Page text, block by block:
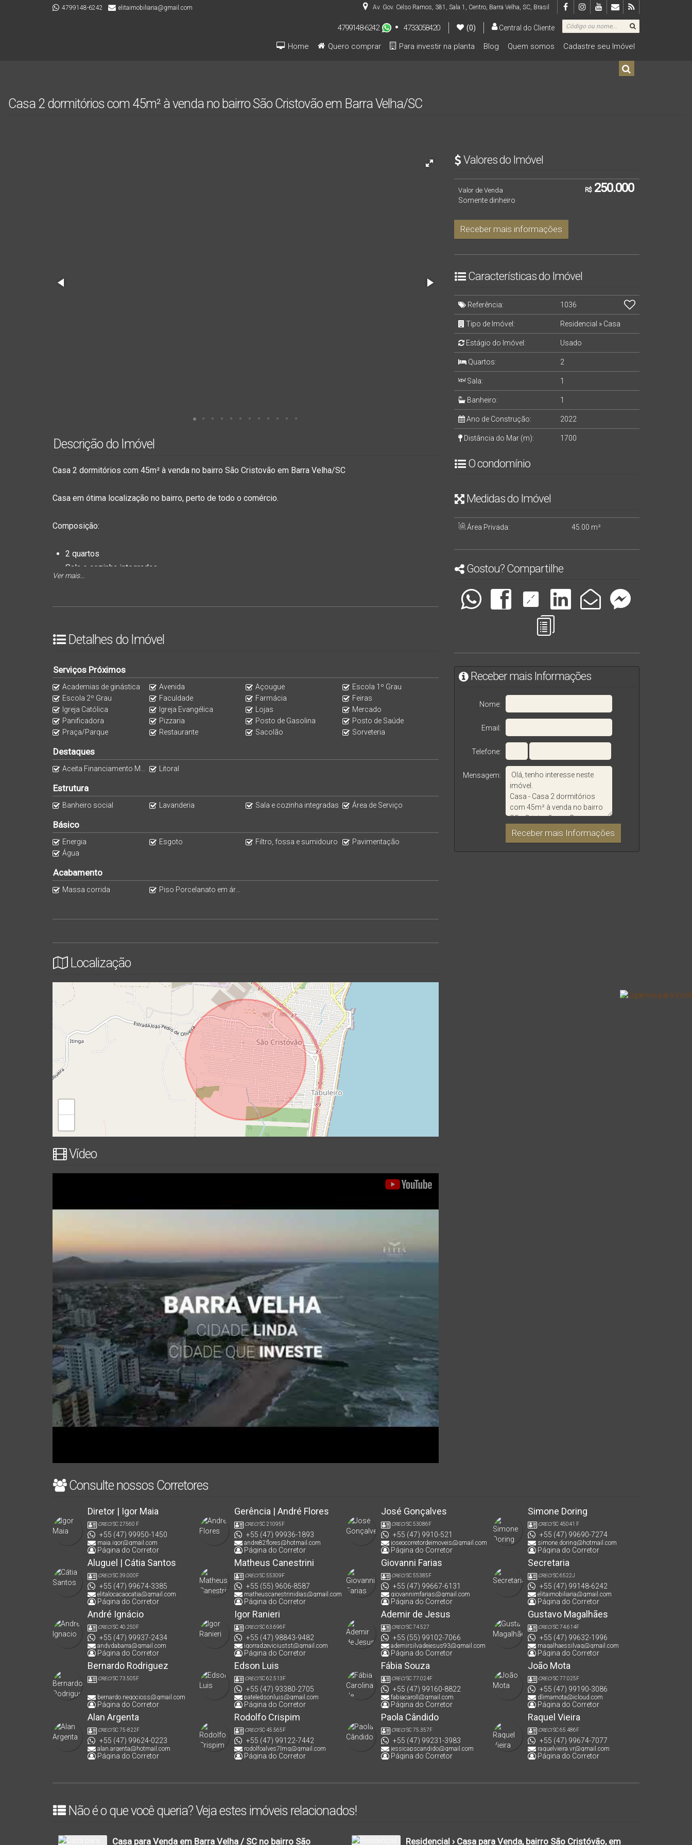
Av. Gov. Celso Ramos, 381 , Sala 1 , Centro, Barra Velha, SC, Brasil
4799148-6242 elitaimobiliaria@gmail.com
Central do Cliente
(0)
4799148-6242
4733058420
Cadastre seu Imóvel
Quem somos
Blog
Para investir na planta
Quero comprar
Home
Casa 2 dormitórios com 45m² à venda no bairro São Cristovão em Barra Velha/SC
Descrição do Imóvel
Casa 2 dormitórios com 45m² à venda no bairro São Cristovão em Barra Velha/SC
Casa em ótima localização no bairro, perto de todo o comércio.
Composição:
2 quartos
Sala e cozinha integradas
1 banheiro social
Espaço na frente
OBS: MÓVEIS NÃO FICAM.
Acabamentos:
Piso porcelanato
Massa corrida
Rua asfaltada
Proximidades:
Mercado
Padaria
Açougue
Negociação:
Aceita financiamento bancário
Analisa propostas à vista
Ver mais...
Detalhes do Imóvel
Serviços Próximos
Academias de ginástica Avenida Açougue
Escola 1º Grau
Escola 2º Grau
Faculdade Farmácia
Feiras
Igreja Católica
Igreja Evangélica Lojas
Mercado
Panificadora
Pizzaria Posto de Gasolina
Posto de Saúde
Praça/Parque
Restaurante Sacolão Sorveteria
Destaques
Aceita Financiamento Minha Casa Minha Vida Litoral
Estrutura
Banheiro social Lavanderia Sala e cozinha integradas Área de Serviço
Básico
Energia Esgoto Filtro, fossa e sumidouro
Pavimentação
Água
Acabamento
Massa corrida Piso Porcelanato em áreas sociais e sanitários
Localização
Vídeo
Valores do Imóvel
R$250.000
Valor de Venda
Somente dinheiro
Receber mais informações
Características do Imóvel
Referência: 1036
Tipo de Imóvel: Residencial » Casa
Estágio do Imóvel: Usado
Quartos: 2
Sala: 1
Banheiro: 1
Ano de Construção: 2022
Distância do Mar (m): 1700
O condomínio
Medidas do Imóvel
Área Privada: 45 .00 m²
Gostou? Compartilhe
Receber mais Informações
Nome:
Email:
Telefone:
Mensagem:
Consulte nossos Corretores
Diretor | Igor Maia
CRECISC 27560 F
+55 (47) 99950-1450
maia.igor@gmail.com
Página do Corretor
Gerência | André Flores
CRECISC 21095F
+55 (47) 99936-1893
andre82flores@hotmail.com
Página do Corretor
José Gonçalves
CRECISC 53086F
+55 (47) 9910-521
joseocorretordeimoveis@gmail.com
Página do Corretor
Simone Doring
CRECISC 45041 F
+55 (47) 99690-7274
simone.doring@hotmail.com
Página do Corretor
Aluguel | Cátia Santos
CRECISC 39.000F
+55 (47) 99674-3385
elitalocacaocatia@gmail.com
Página do Corretor
Matheus Canestrini
CRECISC 55309F
+55 (55) 9606-8587
matheuscanestrinidias@gmail.com
Página do Corretor
Giovanni Farias
CRECISC 55385F
+55 (47) 99667-6131
giovannimfarias@gmail.com
Página do Corretor
Secretaria
CRECISC 6522J
+55 (47) 99148-6242
elitaimobiliaria@gmail.com
Página do Corretor
André Ignácio
CRECISC 40.250F
+55 (47) 99937-2434
andydabarra@gmail.com
Página do Corretor
Igor Ranieri
CRECISC 63.696F
+55 (47) 98843-9482
igorradzeviciustst@gmail.com
Página do Corretor
Ademir de Jesus
CRECISC 74.527
+55 (55) 99102-7066
ademirsilvadejesus93@gmail.com
Página do Corretor
Gustavo Magalhães
CRECISC 74.614F
+55 (47) 99632-1996
magalhaessilvag@gmail.com
Página do Corretor
Bernardo Rodriguez
CRECISC 73.505F
bernardo.negocioss@gmail.com
Página do Corretor
Edson Luis
CRECISC 62.513F
+55 (47) 93380-2705
pateledsonluis@gmail.com
Página do Corretor
Fábia Souza
CRECISC 77.024F
+55 (47) 99160-8822
fabiacaroll@gmail.com
Página do Corretor
João Mota
CRECISC 77.025F
+55 (47) 99190-3086
dlimamota@icloud.com
Página do Corretor
Alan Argenta
CRECISC 75-822F
+55 (47) 99624-0223
alan.argenta@hotmail.com
Página do Corretor
Rodolfo Crispim
CRECISC 45.565F
+55 (47) 99122-7442
rodolfoalves7lmg@gmail.com
Página do Corretor
Paola Cândido
CRECISC 75.357F
+55 (47) 99231-3983
jessicapscandido@gmail.com
Página do Corretor
Raquel Vieira
CRECISC 65.486F
+55 (47) 99674-7077
raquelvieira.vr@gmail.com
Página do Corretor
Não é o que você queria? Veja estes imóveis relacionados!
Casa para Venda em Barra Velha / SC no bairro São Residencial › Casa para Venda, bairro São Cristóvão, em